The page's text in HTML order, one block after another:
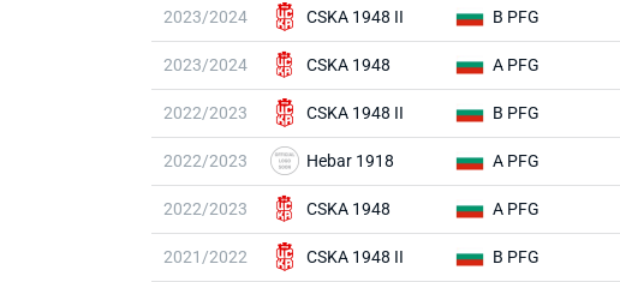
2023/2024 CSKA 1948 II B PFG
2023/2024 CSKA 1948 A PFG
2022/2023 CSKA 1948 II B PFG
2022/2023 Hebar 1918 A PFG
2022/2023 CSKA 1948 A PFG
2021/2022 CSKA 1948 II B PFG